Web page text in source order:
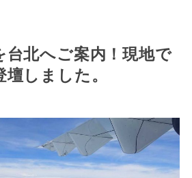
台北へご案内！現地で
しました。